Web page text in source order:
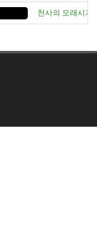
천사의 모래시계